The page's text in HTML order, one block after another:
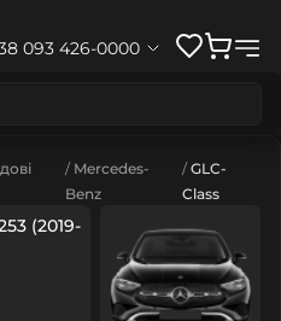
093 426-0000
Mercedes-
Benz
GLC-
Class
(2019-